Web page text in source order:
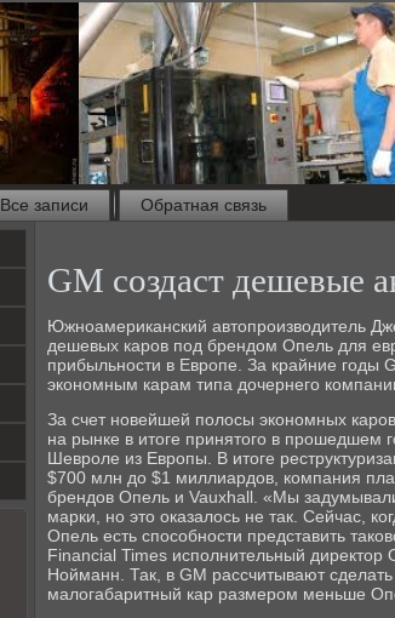
Все записи Обратная связь
GM создаст дешевые
Южноамериканский автопроизводитель
дешевых каров под брендом Опель для
прибыльности в Европе. За крайние годы
экономным карам типа дочернего
За счет новейшей полосы экономных
на рынке в итоге принятого в прошедшем
Шевроле из Европы. В итоге
$700 млн до $1 миллиардов, компания
брендов Опель и Vauxhall. «Мы
марки, но это оказалось не так. Сейчас,
Опель есть способности представить
Financial Times исполнительный
Нойманн. Так, в GM рассчитывают
малогабаритный кар размером меньше